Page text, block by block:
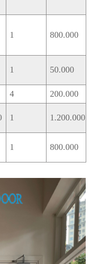
1 800.000
1 50.000
4
200.000
1 1.200.000
1 800.000